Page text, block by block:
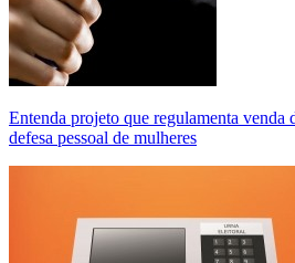
Entenda projeto que regulamenta venda
defesa pessoal de mulheres